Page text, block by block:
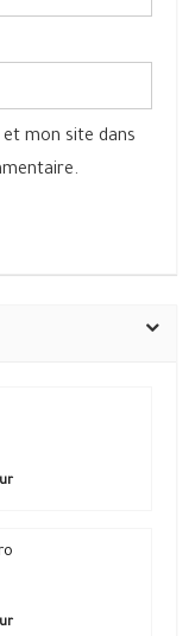
mon site dans